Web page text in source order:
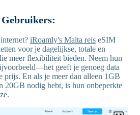
iRoamly's Malta reis eSIM
voor je dagelijkse, totale en
meer flexibiliteit bieden. Neem hun
geeft je genoeg data
prijs. En als je meer dan alleen 1GB
20GB nodig hebt, is hun onbeperkte